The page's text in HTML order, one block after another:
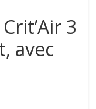
3
avec